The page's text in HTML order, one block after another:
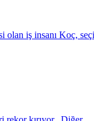
olan iş insanı Koç,